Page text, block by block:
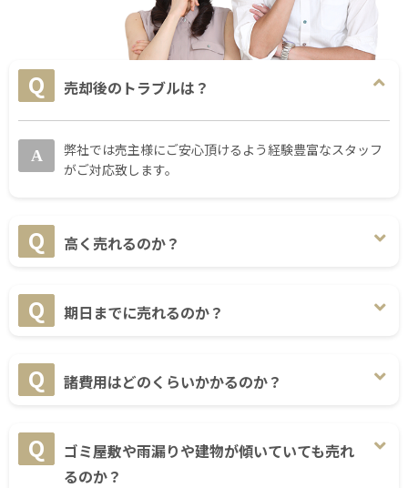
売却後のトラブルは？
弊社では売主様にご安心頂けるよう経験豊富なスタッフ
がご対応致します。
高く売れるのか？
期日までに売れるのか？
諸費用はどのくらいかかるのか？
ゴミ屋敷や雨漏りや建物が傾いていても売れ
るのか？